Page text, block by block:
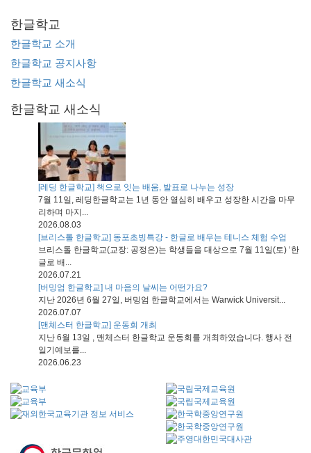
한글학교
한글학교 소개
한글학교 공지사항
한글학교 새소식
한글학교 새소식
[레딩 한글학교] 책으로 잇는 배움, 발표로 나누는 성장
7월 11일, 레딩한글학교는 1년 동안 열심히 배우고 성장한 시간을 마무
리하며 마지...
2026.08.03
[브리스톨 한글학교] 동포초빙특강 - 한글로 배우는 테니스 체험 수업
브리스톨 한글학교(교장: 공정은)는 학생들을 대상으로 7월 11일(토) ‘한
글로 배...
2026.07.21
[버밍엄 한글학교] 내 마음의 날씨는 어떤가요?
지난 2026년 6월 27일, 버밍엄 한글학교에서는 Warwick Universit...
2026.07.07
[맨체스터 한글학교] 운동회 개최
지난 6월 13일 , 맨체스터 한글학교 운동회를 개최하였습니다. 행사 전
일기예보를...
2026.06.23